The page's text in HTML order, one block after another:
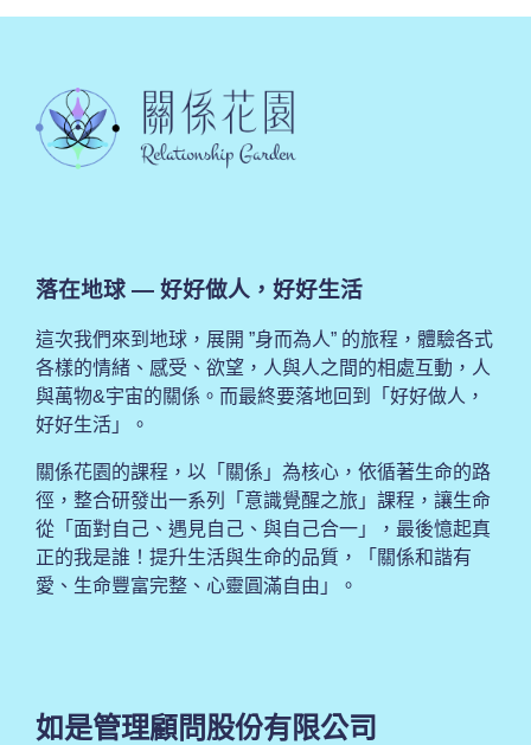
落在地球 — 好好做人，好好生活
這次我們來到地球，展開 ”身而為人” 的旅程，體驗各式
各樣的情緒、感受、欲望，人與人之間的相處互動，人
與萬物&宇宙的關係。而最終要落地回到「好好做人，
好好生活」。
關係花園的課程，以「關係」為核心，依循著生命的路
徑，整合研發出一系列「意識覺醒之旅」課程，讓生命
從「面對自己、遇見自己、與自己合一」，最後憶起真
正的我是誰！提升生活與生命的品質，「關係和諧有
愛、生命豐富完整、心靈圓滿自由」。
如是管理顧問股份有限公司